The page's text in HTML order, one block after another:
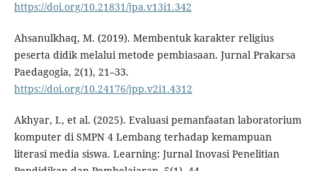
https://doi.org/10.21831/jpa.v13i1.342
Ahsanulkhaq, M. (2019). Membentuk karakter religius
peserta didik melalui metode pembiasaan. Jurnal Prakarsa
Paedagogia, 2(1), 21–33.
https://doi.org/10.24176/jpp.v2i1.4312
Akhyar, I., et al. (2025). Evaluasi pemanfaatan laboratorium
komputer di SMPN 4 Lembang terhadap kemampuan
literasi media siswa. Learning: Jurnal Inovasi Penelitian